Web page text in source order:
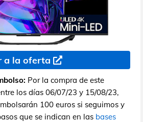
a la oferta
Por la compra de este
los días 06/07/23 y 15/08/23,
100 euros si seguimos y
que se indican en las bases